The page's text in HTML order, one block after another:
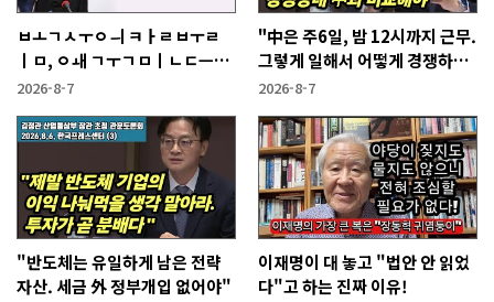
ㅂㅗㄱㅅㅜㅇㅢ ㅋㅏㄹㅂㅜㄹ
ㅣㅁ, ㅇㅙ ㄱㅜㄱㅁㅣㄴㄷㅡㄹ
ㅇㅣ ㄷㅏㅇㅎㅐㅇㅑ ㅎㅏㄴㅏ?
2026-8-7
"中은 주6일, 밤 12시까지 근무.
그렇게 일해서 어떻게 경쟁하냐
반문하더라"
2026-8-7
"반도체는 유일하게 남은 전략
자산. 세금 外 정부개입 없어야"
이재명이 대 놓고 "법안 안 읽었
다"고 하는 진짜 이유!